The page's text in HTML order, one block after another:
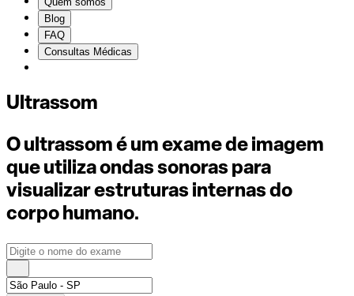
Blog
FAQ
Consultas Médicas
Ultrassom
O ultrassom é um exame de imagem
que utiliza ondas sonoras para
visualizar estruturas internas do
corpo humano.